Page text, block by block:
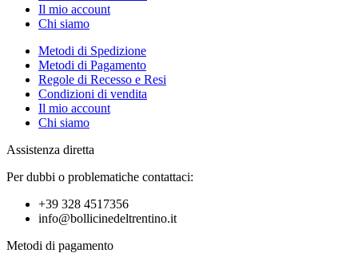
Il mio account
Chi siamo
Metodi di Spedizione
Metodi di Pagamento
Regole di Recesso e Resi
Condizioni di vendita
Il mio account
Chi siamo
Assistenza diretta
Per dubbi o problematiche contattaci:
+39 328 4517356
info@bollicinedeltrentino.it
Metodi di pagamento